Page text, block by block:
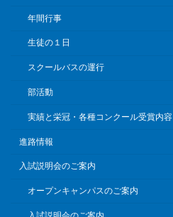
年間行事
生徒の１日
スクールバスの運行
部活動
実績と栄冠・各種コンクール受賞内容
進路情報
入試説明会のご案内
オープンキャンパスのご案内